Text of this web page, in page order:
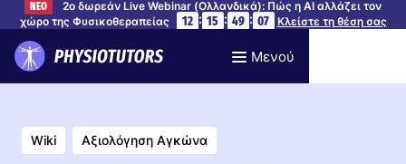
ΝΕΟ
2ο δωρεάν Live Webinar (Ολλανδικά): Πώς η AI αλλάζει τον
χώρο της Φυσικοθεραπείας
12 : 15 : 49 : 06 Κλείστε τη θέση σας
Μενού
Wiki Αξιολόγηση Αγκώνα